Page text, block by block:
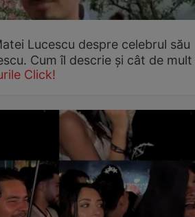
Lucescu despre celebrul său
Cum îl descrie și cât de mult
Click!